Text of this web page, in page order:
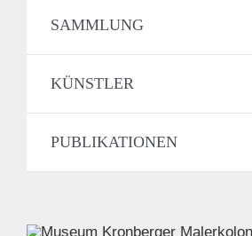
SAMMLUNG
KÜNSTLER
PUBLIKATIONEN